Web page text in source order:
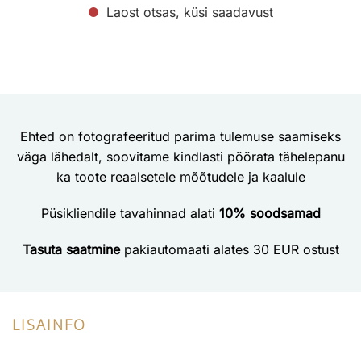
Laost otsas, küsi saadavust
Ehted on fotografeeritud parima tulemuse saamiseks
väga lähedalt, soovitame kindlasti pöörata tähelepanu
ka toote reaalsetele mõõtudele ja kaalule
Püsikliendile tavahinnad alati 10% soodsamad
Tasuta saatminepakiautomaati alates 30 EUR ostust
LISAINFO